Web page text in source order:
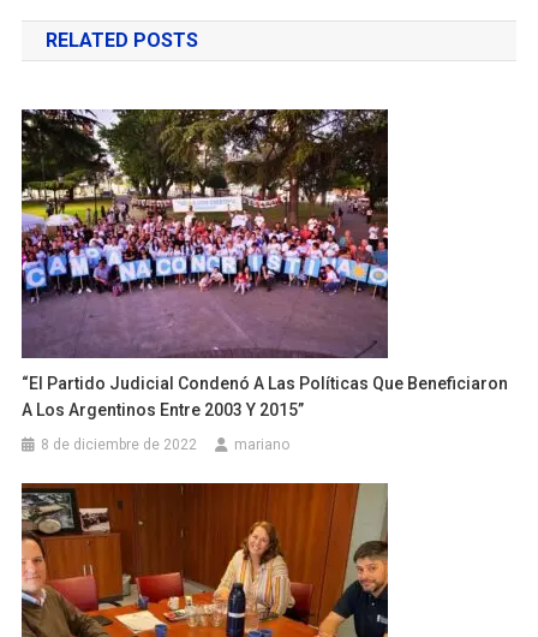
de
entradas
RELATED POSTS
“El Partido Judicial Condenó A Las Políticas Que Beneficiaron
A Los Argentinos Entre 2003 Y 2015”
8 de diciembre de 2022 mariano